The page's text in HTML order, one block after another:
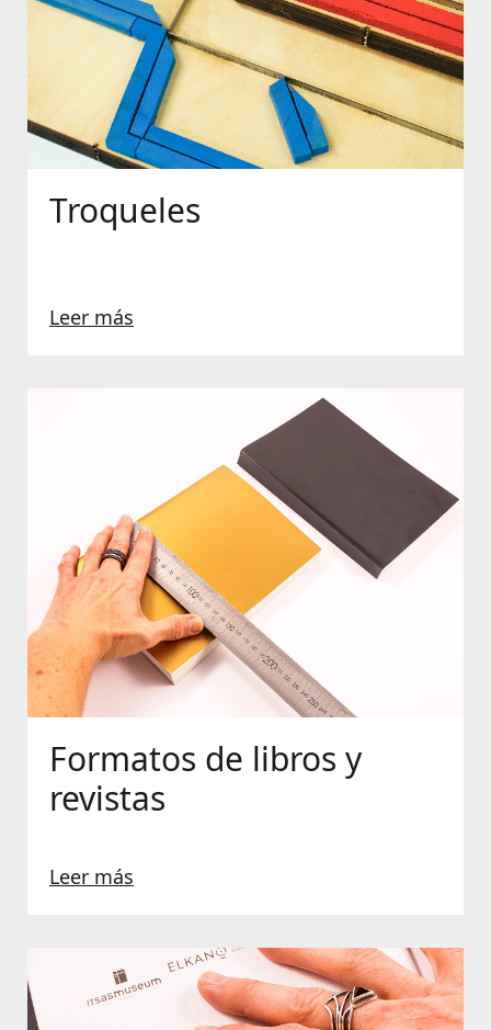
Troqueles
Leer más
Formatos de libros y
revistas
Leer más